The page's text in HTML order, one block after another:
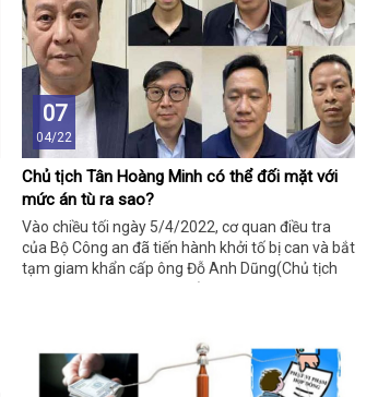
07
04/22
Chủ tịch Tân Hoàng Minh có thể đối mặt với
mức án tù ra sao?
Vào chiều tối ngày 5/4/2022, cơ quan điều tra
của Bộ Công an đã tiến hành khởi tố bị can và bắt
tạm giam khẩn cấp ông Đỗ Anh Dũng(Chủ tịch